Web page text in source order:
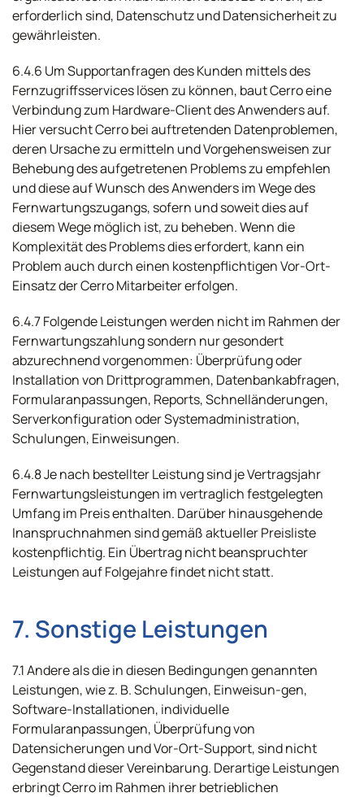
erforderlich sind, Datenschutz und Datensicherheit zu
gewährleisten.
6.4.6 Um Supportanfragen des Kunden mittels des
Fernzugriffsservices lösen zu können, baut Cerro eine
Verbindung zum Hardware-Client des Anwenders auf.
Hier versucht Cerro bei auftretenden Datenproblemen,
deren Ursache zu ermitteln und Vorgehensweisen zur
Behebung des aufgetretenen Problems zu empfehlen
und diese auf Wunsch des Anwenders im Wege des
Fernwartungszugangs, sofern und soweit dies auf
diesem Wege möglich ist, zu beheben. Wenn die
Komplexität des Problems dies erfordert, kann ein
Problem auch durch einen kostenpflichtigen Vor-Ort-
Einsatz der Cerro Mitarbeiter erfolgen.
6.4.7 Folgende Leistungen werden nicht im Rahmen der
Fernwartungszahlung sondern nur gesondert
abzurechnend vorgenommen: Überprüfung oder
Installation von Drittprogrammen, Datenbankabfragen,
Formularanpassungen, Reports, Schnelländerungen,
Serverkonfiguration oder Systemadministration,
Schulungen, Einweisungen.
6.4.8 Je nach bestellter Leistung sind je Vertragsjahr
Fernwartungsleistungen im vertraglich festgelegten
Umfang im Preis enthalten. Darüber hinausgehende
Inanspruchnahmen sind gemäß aktueller Preisliste
kostenpflichtig. Ein Übertrag nicht beanspruchter
Leistungen auf Folgejahre findet nicht statt.
7. Sonstige Leistungen
7.1 Andere als die in diesen Bedingungen genannten
Leistungen, wie z. B. Schulungen, Einweisun-gen,
Software-Installationen, individuelle
Formularanpassungen, Überprüfung von
Datensicherungen und Vor-Ort-Support, sind nicht
Gegenstand dieser Vereinbarung. Derartige Leistungen
erbringt Cerro im Rahmen ihrer betrieblichen